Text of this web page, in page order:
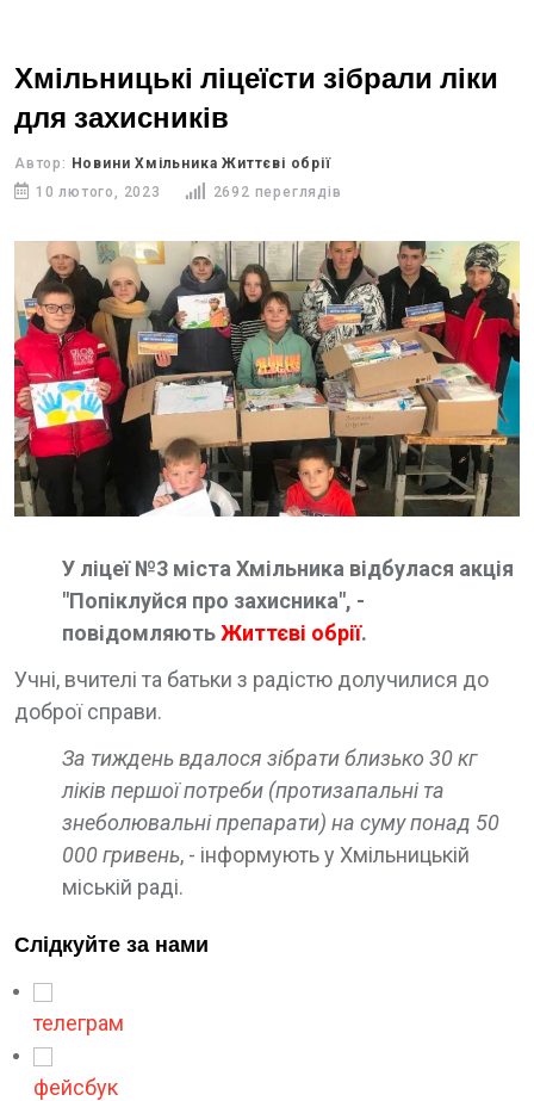
Хмільницькі ліцеїсти зібрали ліки
для захисників
Автор: Новини Хмільника Життєві обрії
10 лютого, 2023
2692 переглядів
У ліцеї №3 міста Хмільника відбулася акція
"Попіклуйся про захисника", -
повідомляютьЖиттєві обрії.
Учні, вчителі та батьки з радістю долучилися до
доброї справи.
За тиждень вдалося зібрати близько 30 кг
ліків першої потреби (протизапальні та
знеболювальні препарати) на суму понад 50
000 гривень, - інформують у Хмільницькій
міській раді.
Слідкуйте за нами
телеграм
фейсбук